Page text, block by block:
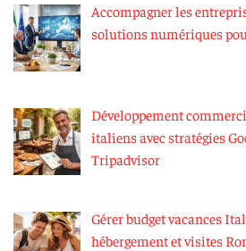
Accompagner les
solutions numériques
Développement
italiens avec stratégies
Tripadvisor
Gérer budget vacances
hébergement et visites